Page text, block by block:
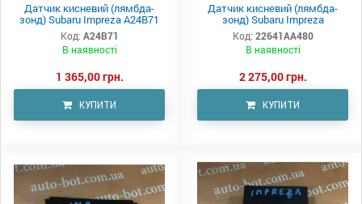
Датчик кисневий (лямбда-
зонд) Subaru Impreza A24B71
Код: A24B71
В наявності
1 365,00 грн.
КУПИТИ
Датчик кисневий (лямбда-
зонд) Subaru Impreza
Код: 22641AA480
В наявності
2 275,00 грн.
КУПИТИ